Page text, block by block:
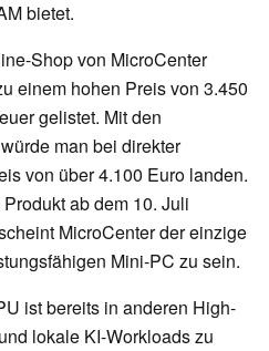
bietet.
Shop von MicroCenter
einem hohen Preis von 3.450
gelistet. Mit den
man bei direkter
von über 4.100 Euro landen.
ab dem 10. Juli
MicroCenter der einzige
Mini-PC zu sein.
ist bereits in anderen High-
lokale KI-Workloads zu